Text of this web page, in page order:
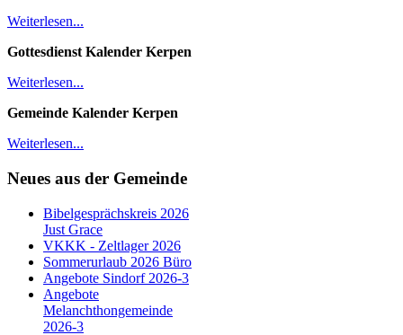
Weiterlesen...
Gottesdienst Kalender Kerpen
Weiterlesen...
Gemeinde Kalender Kerpen
Weiterlesen...
Neues aus der Gemeinde
Bibelgesprächskreis 2026
Just Grace
VKKK - Zeltlager 2026
Sommerurlaub 2026 Büro
Angebote Sindorf 2026-3
Angebote
Melanchthongemeinde
2026-3